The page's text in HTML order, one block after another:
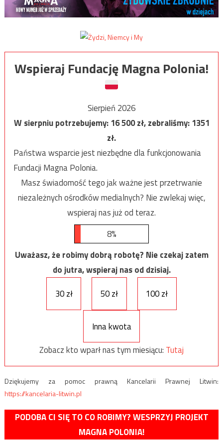
Wspieraj Fundację Magna Polonia!
Sierpień 2026
W sierpniu potrzebujemy:16 500zł, zebraliśmy:1351
zł.
Państwa wsparcie jest niezbędne dla funkcjonowania
Fundacji Magna Polonia.
Masz świadomość tego jak ważne jest przetrwanie
niezależnych ośrodków medialnych? Nie zwlekaj więc,
wspieraj nas już od teraz.
8%
Uważasz, że robimy dobrą robotę? Nie czekaj zatem
do jutra, wspieraj nas od dzisiaj.
30 zł
50 zł 100 zł
Inna kwota
Zobacz kto wparł nas tym miesiącu: Tutaj
Dziękujemy za pomoc prawną Kancelarii Prawnej Litwin:
https://kancelaria-litwin.pl
PODOBA CI SIĘ TO CO ROBIMY? WESPRZYJ PROJEKT
MAGNA POLONIA!